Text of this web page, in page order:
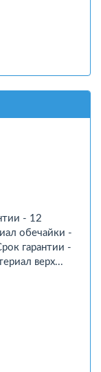
- 12
обечайки -
гарантии -
верх...